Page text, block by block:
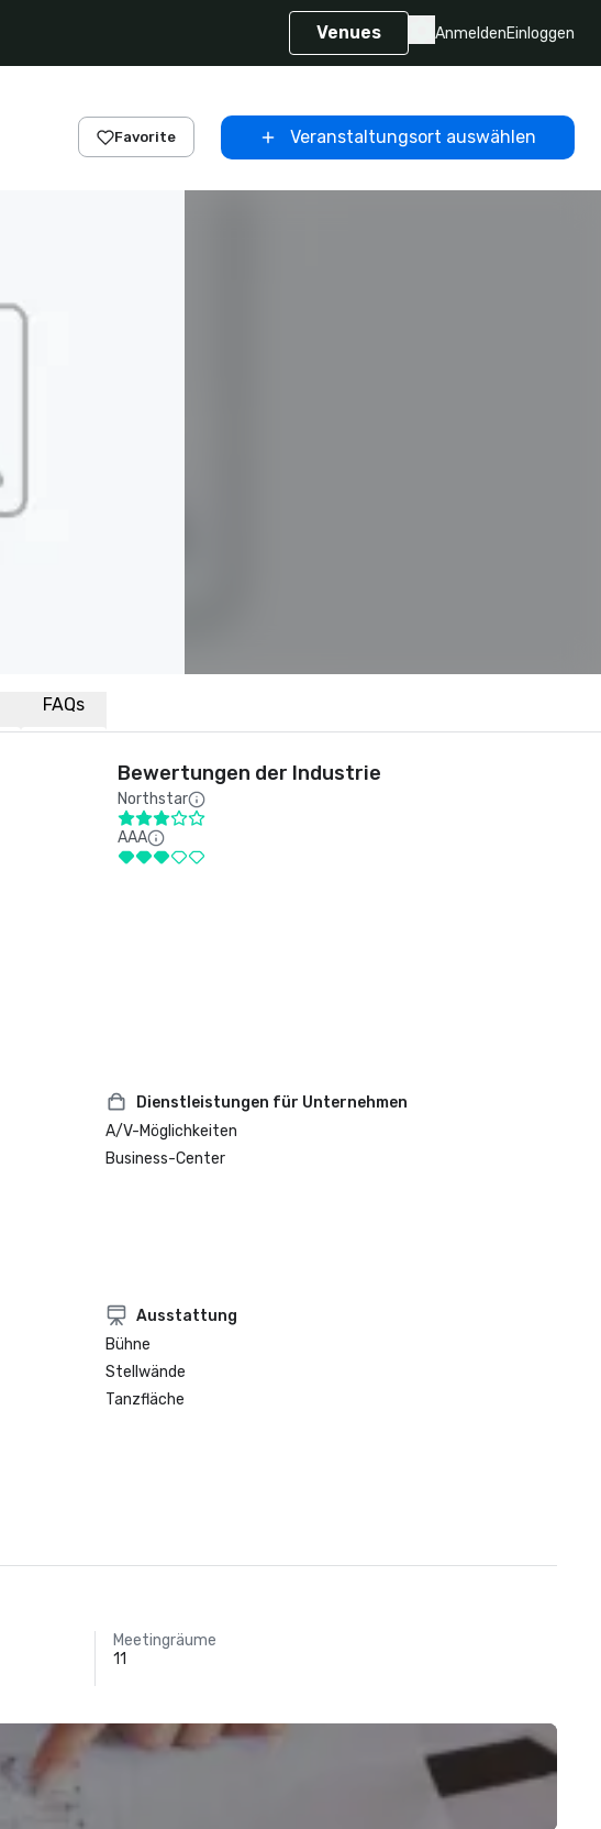
Venues AnmeldenEinloggen
Favorite Veranstaltungsort auswählen
FAQs
Bewertungen der Industrie
Northstar
AAA
Dienstleistungen für Unternehmen
A/V-Möglichkeiten
Business-Center
Ausstattung
Bühne
Stellwände
Tanzfläche
Meetingräume
11